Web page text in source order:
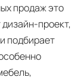
продаж это
проект,
подбирает